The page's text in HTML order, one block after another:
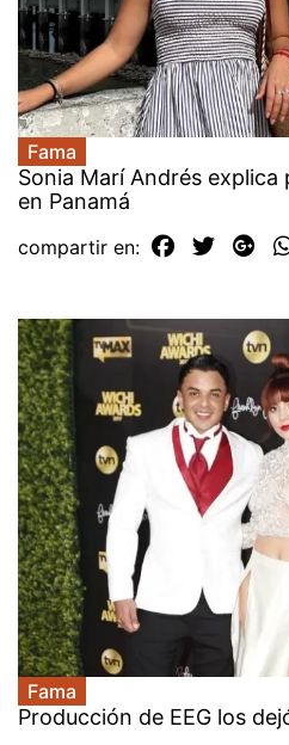
Fama
Sonia Marí Andrés
en Panamá
compartir en:
Fama
Producción de EEG los